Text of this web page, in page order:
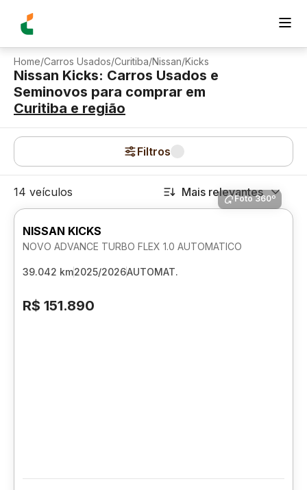
Home/Carros Usados/Curitiba/Nissan/Kicks
Nissan Kicks: Carros Usados e
Seminovos para comprar em
Curitiba e região
Filtros
14 veículos Mais relevantes
Foto 360º
NISSAN KICKS
NOVO ADVANCE TURBO FLEX 1.0 AUTOMATICO
39.042 km2025/2026AUTOMAT.
R$ 151.890